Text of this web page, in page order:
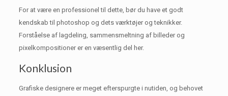
For at være en professionel til dette, bør du have et godt
kendskab til photoshop og dets værktøjer og teknikker.
Forståelse af lagdeling, sammensmeltning af billeder og
pixelkompositioner er en væsentlig del her.
Konklusion
Grafiske designere er meget efterspurgte i nutiden, og behovet